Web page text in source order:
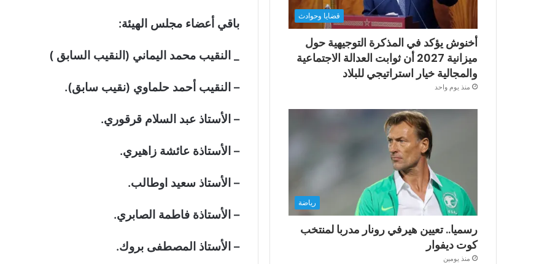
باقي أعضاء مجلس الهيئة:
_ النقيب محمد اليماني (النقيب السابق )
– النقيب أحمد حلماوي (نقيب سابق).
– الأستاذ عبد السلام قرقوري.
– الأستاذة عائشة زاهيري.
– الأستاذ سعيد اوطالب.
– الأستاذة فاطمة الصابري.
– الأستاذ المصطفى بروك.
قضايا وحوادث
أخنوش يؤكد في المذكرة التوجيهية حول
ميزانية 2027 أن ثوابت العدالة الاجتماعية
والمجالية خيار استراتيجي للبلاد
منذ يوم واحد
رياضة
رسميا.. تعيين هيرفي رونار مدربا لمنتخب
كوت ديفوار
منذ يومين